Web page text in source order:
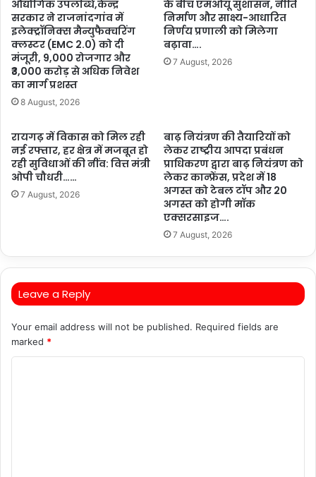
औद्योगिक उपलब्धि,केन्द्र
सरकार ने राजनांदगांव में
इलेक्ट्रॉनिक्स मैन्युफैक्चरिंग
क्लस्टर (EMC 2.0) को दी
मंजूरी, 9,000 रोजगार और
₹3,000 करोड़ से अधिक निवेश
का मार्ग प्रशस्त
8 August, 2026
के बीच एमओयू सुशासन, नीति
निर्माण और साक्ष्य-आधारित
निर्णय प्रणाली को मिलेगा
बढ़ावा….
7 August, 2026
रायगढ़ में विकास को मिल रही
नई रफ्तार, हर क्षेत्र में मजबूत हो
रही सुविधाओं की नींव: वित्त मंत्री
ओपी चौधरी……
7 August, 2026
बाढ़ नियंत्रण की तैयारियों को
लेकर राष्ट्रीय आपदा प्रबंधन
प्राधिकरण द्वारा बाढ़ नियंत्रण को
लेकर कान्फ्रेंस, प्रदेश में 18
अगस्त को टेबल टॉप और 20
अगस्त को होगी मॉक
एक्सरसाइज….
7 August, 2026
Leave a Reply
Your email address will not be published. Required fields are
marked *